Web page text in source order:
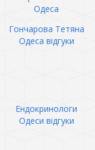
Одеса
Гончарова Тетяна
Одеса відгуки
Ендокринологи
Одеси відгуки